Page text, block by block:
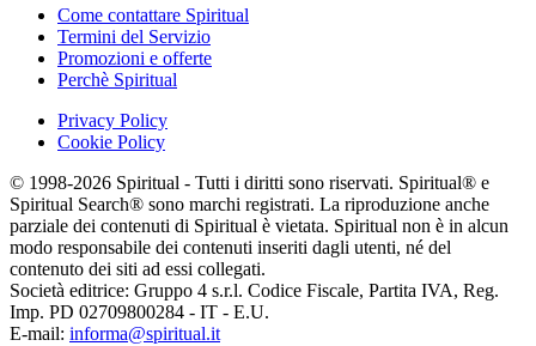
Come contattare Spiritual
Termini del Servizio
Promozioni e offerte
Perchè Spiritual
Privacy Policy
Cookie Policy
© 1998-2026 Spiritual - Tutti i diritti sono riservati. Spiritual® e
Spiritual Search® sono marchi registrati. La riproduzione anche
parziale dei contenuti di Spiritual è vietata. Spiritual non è in alcun
modo responsabile dei contenuti inseriti dagli utenti, né del
contenuto dei siti ad essi collegati.
Società editrice: Gruppo 4 s.r.l. Codice Fiscale, Partita IVA, Reg.
Imp. PD 02709800284 - IT - E.U.
E-mail: informa@spiritual.it